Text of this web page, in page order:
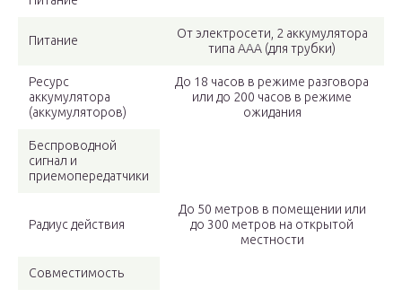
Питание
От электросети, 2 аккумулятора
типа AAA (для трубки)
Ресурс
аккумулятора
(аккумуляторов)
До 18 часов в режиме разговора
или до 200 часов в режиме
ожидания
Беспроводной
сигнал и
приемопередатчики
Радиус действия
До 50 метров в помещении или
до 300 метров на открытой
местности
Совместимость